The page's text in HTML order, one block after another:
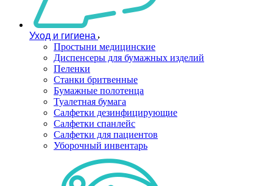
Уход и гигиена
Простыни медицинские
Диспенсеры для бумажных изделий
Пеленки
Станки бритвенные
Бумажные полотенца
Туалетная бумага
Салфетки дезинфицирующие
Салфетки спанлейс
Салфетки для пациентов
Уборочный инвентарь